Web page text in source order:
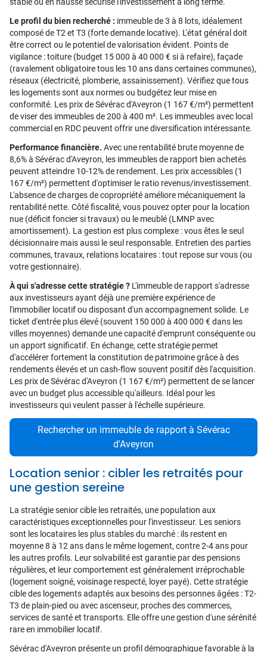
Le profil du bien recherché : immeuble de 3 à 8 lots, idéalement
composé de T2 et T3 (forte demande locative). L'état général doit
être correct ou le potentiel de valorisation évident. Points de
vigilance : toiture (budget 15 000 à 40 000 € si à refaire), façade
(ravalement obligatoire tous les 10 ans dans certaines communes),
réseaux (électricité, plomberie, assainissement). Vérifiez que tous
les logements sont aux normes ou budgétez leur mise en
conformité. Les prix de Sévérac d'Aveyron (1 167 €/m²) permettent
de viser des immeubles de 200 à 400 m². Les immeubles avec local
commercial en RDC peuvent offrir une diversification intéressante.
Performance financière. Avec une rentabilité brute moyenne de
8,6% à Sévérac d'Aveyron, les immeubles de rapport bien achetés
peuvent atteindre 10-12% de rendement. Les prix accessibles (1
167 €/m²) permettent d'optimiser le ratio revenus/investissement.
L'absence de charges de copropriété améliore mécaniquement la
rentabilité nette. Côté fiscalité, vous pouvez opter pour la location
nue (déficit foncier si travaux) ou le meublé (LMNP avec
amortissement). La gestion est plus complexe : vous êtes le seul
décisionnaire mais aussi le seul responsable. Entretien des parties
communes, travaux, relations locataires : tout repose sur vous (ou
votre gestionnaire).
À qui s'adresse cette stratégie ? L'immeuble de rapport s'adresse
aux investisseurs ayant déjà une première expérience de
l'immobilier locatif ou disposant d'un accompagnement solide. Le
ticket d'entrée plus élevé (souvent 150 000 à 400 000 € dans les
villes moyennes) demande une capacité d'emprunt conséquente ou
un apport significatif. En échange, cette stratégie permet
d'accélérer fortement la constitution de patrimoine grâce à des
rendements élevés et un cash-flow souvent positif dès l'acquisition.
Les prix de Sévérac d'Aveyron (1 167 €/m²) permettent de se lancer
avec un budget plus accessible qu'ailleurs. Idéal pour les
investisseurs qui veulent passer à l'échelle supérieure.
Rechercher un immeuble de rapport à Sévérac
d'Aveyron
Location senior : cibler les retraités pour
une gestion sereine
La stratégie senior cible les retraités, une population aux
caractéristiques exceptionnelles pour l'investisseur. Les seniors
sont les locataires les plus stables du marché : ils restent en
moyenne 8 à 12 ans dans le même logement, contre 2-4 ans pour
les autres profils. Leur solvabilité est garantie par des pensions
régulières, et leur comportement est généralement irréprochable
(logement soigné, voisinage respecté, loyer payé). Cette stratégie
cible des logements adaptés aux besoins des personnes âgées : T2-
T3 de plain-pied ou avec ascenseur, proches des commerces,
services de santé et transports. Elle offre une gestion d'une sérénité
rare en immobilier locatif.
Sévérac d'Aveyron présente un profil démographique favorable à la